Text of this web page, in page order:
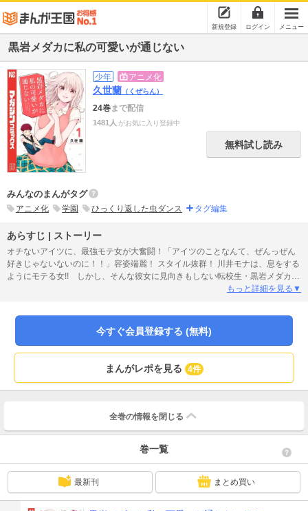
新規登録 ログイン メニュー
黒岩メダカに私の可愛いが通じない
少年 アニメ化
久世蘭 （くぜらん）
24巻まで配信
1481人 がお気に入り登録中
無料試し読み
みんなのまんがタグ
アニメ化 学園 ひっくり返した虫ダンス タグ編集
あらすじ | ストーリー
オチないアイツに、最強モテ女が大奮闘！「アイツのことなんて、ぜんっぜん
好きじゃないないのに！！」容姿端麗！ スタイル抜群！ 川井モナは、息をする
ようにモテる女!! しかし、そんな彼女に見向きもしない転校生・黒岩メダカの
登場で、モナの学校生活は一変する！ 「今までずっと、チヤホヤされて生き
カゲキなことも!? モテ女子×禁欲男子のラブコメディ、大勃発――!!
もっと詳細を見る▼
今すぐ会員登録する (無料)
まんがレポを見る 4件
全巻の情報を 閉じる
巻一覧
最新刊 まとめ買い